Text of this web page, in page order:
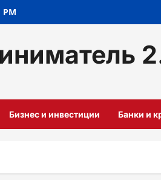
PM
Бизнес и инвестиции Банки и